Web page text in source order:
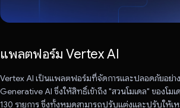
แพลตฟอร์ม Vertex AI
Vertex AI เป็นแพลตฟอร์มที่จัดการและปลอดภัยอย่า
Generative AI ซึ่งให้สิทธิ์เข้าถึง "สวนโมเดล" ของโม
130 รายการ ซึ่งทั้งหมดสามารถปรับแต่งและปรับให้เ